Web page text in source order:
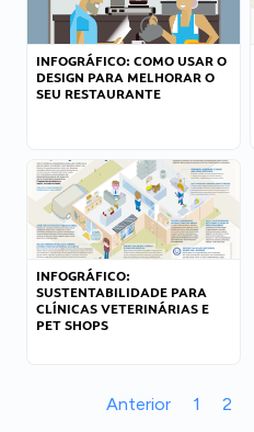
INFOGRÁFICO: COMO USAR O
DESIGN PARA MELHORAR O
SEU RESTAURANTE
INFOGRÁFICO:
SUSTENTABILIDADE PARA
CLÍNICAS VETERINÁRIAS E
PET SHOPS
Anterior 1 2